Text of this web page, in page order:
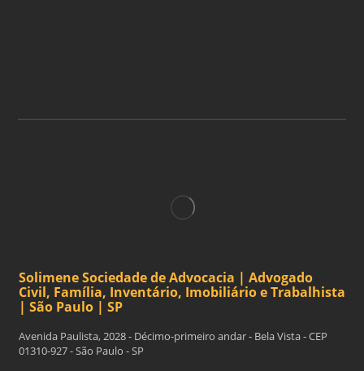
Solimene Sociedade de Advocacia | Advogado
Civil, Família, Inventário, Imobiliário e Trabalhista
| São Paulo | SP
Avenida Paulista, 2028 - Décimo-primeiro andar - Bela Vista - CEP
01310-927 - São Paulo - SP